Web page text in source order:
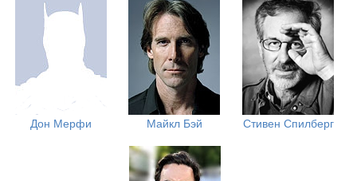
Дон Мерфи Майкл Бэй Стивен Спилберг